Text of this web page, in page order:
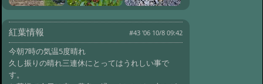
紅葉情報 #43 '06 10/8 09:42
今朝7時の気温5度晴れ
久し振りの晴れ三連休にとってはうれしい事で
す。